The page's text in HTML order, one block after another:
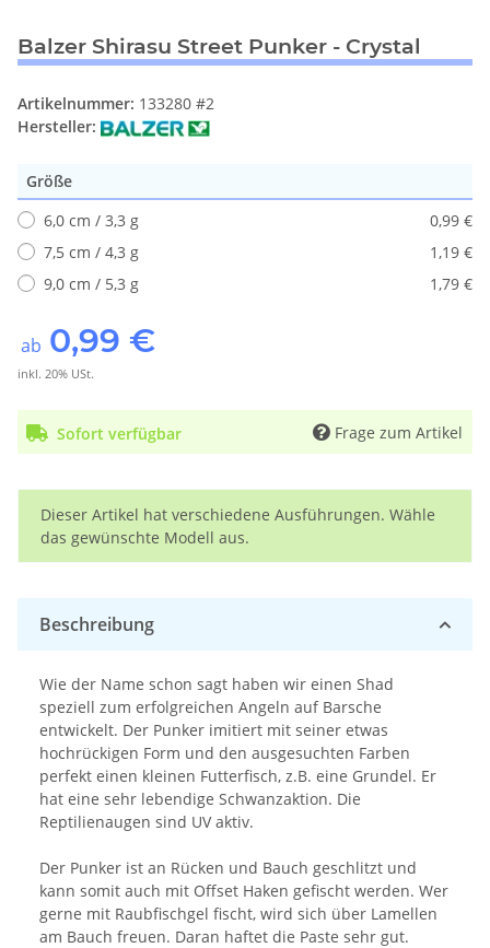
Balzer Shirasu Street Punker - Crystal
Artikelnummer: 133280 #2
Hersteller:
Größe
6,0 cm / 3,3 g
0,99 €
7,5 cm / 4,3 g
1,19 €
9,0 cm / 5,3 g
1,79 €
ab 0,99 €
inkl. 20% USt.
Sofort verfügbar Frage zum Artikel
x
Dieser Artikel hat verschiedene Ausführungen. Wähle
das gewünschte Modell aus.
Beschreibung
Wie der Name schon sagt haben wir einen Shad
speziell zum erfolgreichen Angeln auf Barsche
entwickelt. Der Punker imitiert mit seiner etwas
hochrückigen Form und den ausgesuchten Farben
perfekt einen kleinen Futterfisch, z.B. eine Grundel. Er
hat eine sehr lebendige Schwanzaktion. Die
Reptilienaugen sind UV aktiv.
Der Punker ist an Rücken und Bauch geschlitzt und
kann somit auch mit Offset Haken gefischt werden. Wer
gerne mit Raubfischgel fischt, wird sich über Lamellen
am Bauch freuen. Daran haftet die Paste sehr gut.